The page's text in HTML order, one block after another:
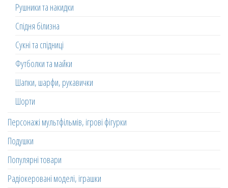
Рушники та накидки
Спідня білизна
Сукні та спідниці
Футболки та майки
Шапки, шарфи, рукавички
Шорти
Персонажі мультфільмів, ігрові фігурки
Подушки
Популярні товари
Радіокеровані моделі, іграшки